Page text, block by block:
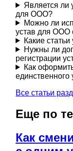
Является ли
для ООО?
Можно ли
устав для ООО
Какие
Нужны ли
регистрации
Как
единственного
Все статьи
Еще по
Как